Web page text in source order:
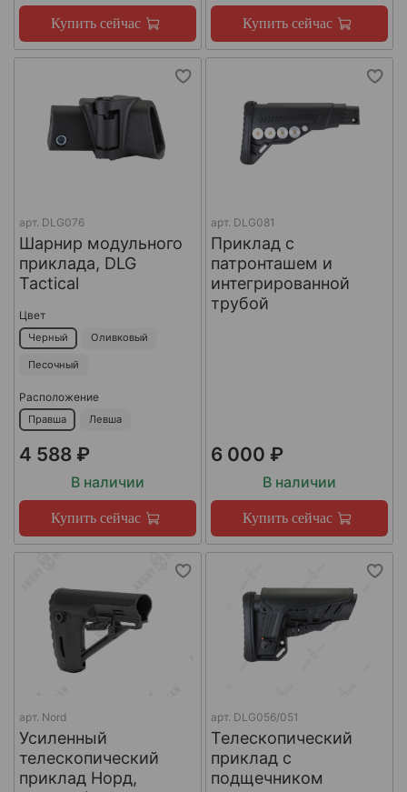
Купить сейчас Купить сейчас
арт. DLG076
Шарнир модульного
приклада, DLG
Tactical
Цвет
Черный Оливковый
Песочный
Расположение
Правша Левша
4 588 ₽
В наличии
Купить сейчас
арт. DLG081
Приклад с
патронташем и
интегрированной
трубой
6 000 ₽
В наличии
Купить сейчас
арт. Nord
Усиленный
телескопический
приклад Норд,
арт. DLG056/051
Телескопический
приклад с
подщечником